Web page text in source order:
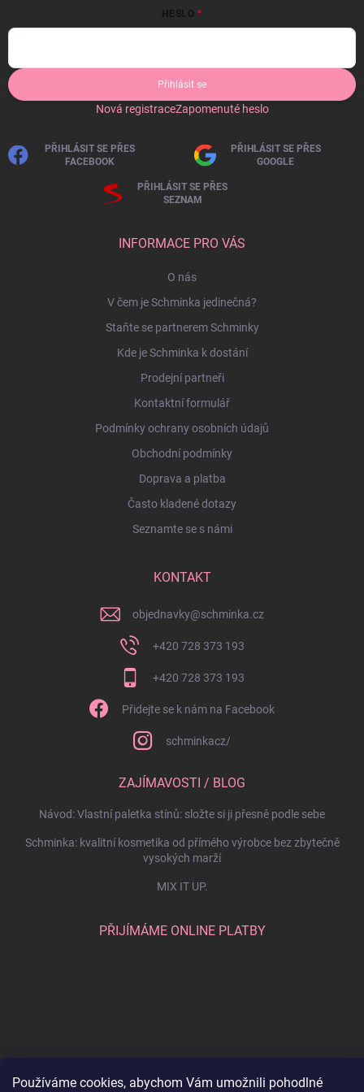
Používáme cookies, abychom Vám umožnili pohodlné
HESLO
Přihlásit se
Nová registraceZapomenuté heslo
PŘIHLÁSIT SE PŘES
FACEBOOK
PŘIHLÁSIT SE PŘES
GOOGLE
PŘIHLÁSIT SE PŘES
SEZNAM
INFORMACE PRO VÁS
O nás
V čem je Schminka jedinečná?
Staňte se partnerem Schminky
Kde je Schminka k dostání
Prodejní partneři
Kontaktní formulář
Podmínky ochrany osobních údajů
Obchodní podmínky
Doprava a platba
Často kladené dotazy
Seznamte se s námi
KONTAKT
objednavky@schminka.cz
+420 728 373 193
+420 728 373 193
Přidejte se k nám na Facebook
schminkacz/
ZAJÍMAVOSTI / BLOG
Návod: Vlastní paletka stínů: složte si ji přesně podle sebe
Schminka: kvalitní kosmetika od přímého výrobce bez zbytečně
vysokých marží
MIX IT UP.
PŘIJÍMÁME ONLINE PLATBY